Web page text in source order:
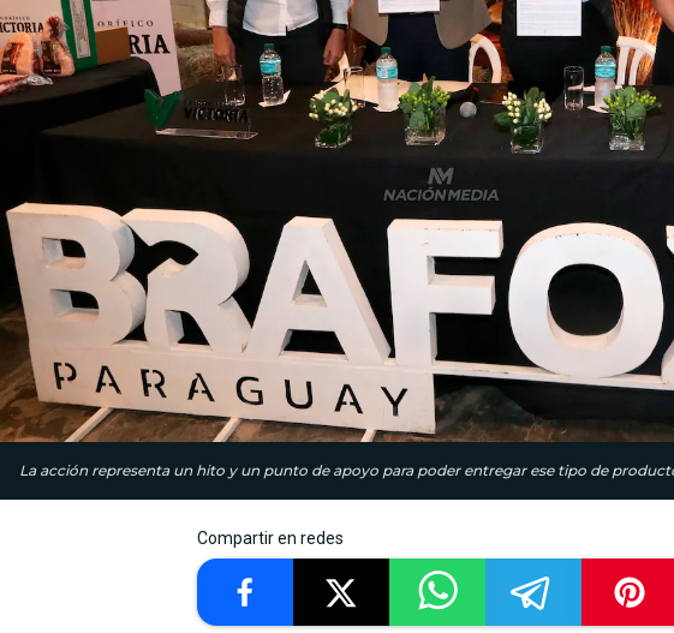
La acción representa un hito y un punto de apoyo para poder entregar ese tipo de
Compartir en redes